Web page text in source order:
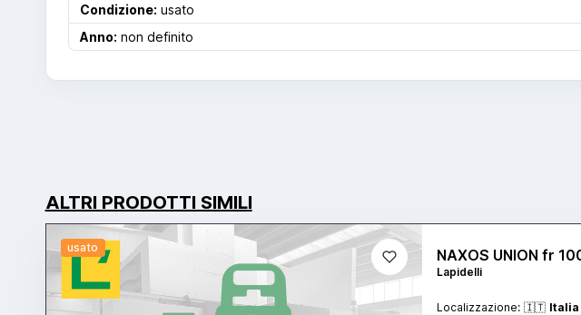
Condizione: usato
Anno: non definito
ALTRI PRODOTTI SIMILI
usato NAXOS UNION fr
Lapidelli
Localizzazione: 🇮🇹 Italia